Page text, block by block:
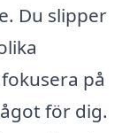
Du slipper
på
för dig.